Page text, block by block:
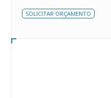
SOLICITAR ORÇAMENTO